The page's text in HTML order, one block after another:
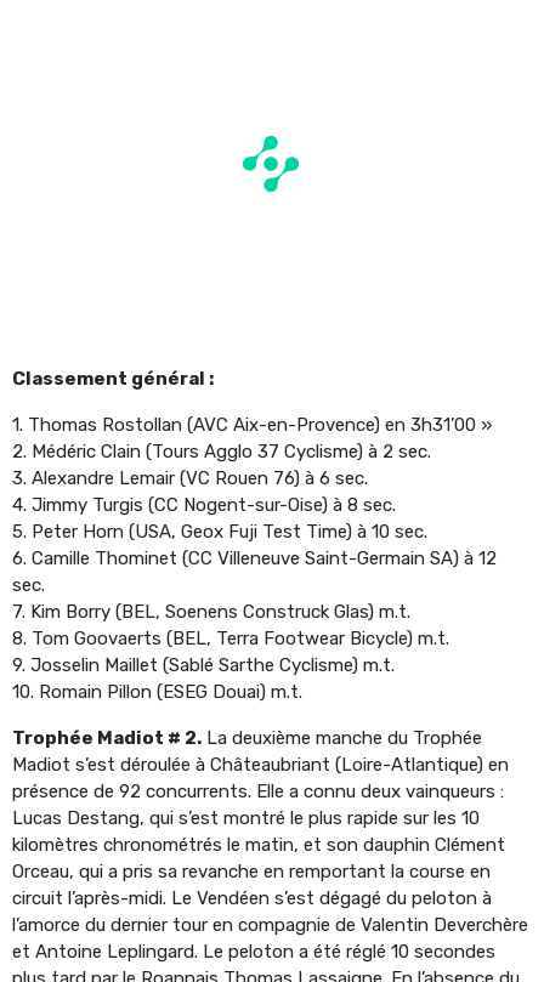
Classement général :
1. Thomas Rostollan (AVC Aix-en-Provence) en 3h31’00 »
2. Médéric Clain (Tours Agglo 37 Cyclisme) à 2 sec.
3. Alexandre Lemair (VC Rouen 76) à 6 sec.
4. Jimmy Turgis (CC Nogent-sur-Oise) à 8 sec.
5. Peter Horn (USA, Geox Fuji Test Time) à 10 sec.
6. Camille Thominet (CC Villeneuve Saint-Germain SA) à 12
sec.
7. Kim Borry (BEL, Soenens Construck Glas) m.t.
8. Tom Goovaerts (BEL, Terra Footwear Bicycle) m.t.
9. Josselin Maillet (Sablé Sarthe Cyclisme) m.t.
10. Romain Pillon (ESEG Douai) m.t.
Trophée Madiot # 2. La deuxième manche du Trophée
Madiot s’est déroulée à Châteaubriant (Loire-Atlantique) en
présence de 92 concurrents. Elle a connu deux vainqueurs :
Lucas Destang, qui s’est montré le plus rapide sur les 10
kilomètres chronométrés le matin, et son dauphin Clément
Orceau, qui a pris sa revanche en remportant la course en
circuit l’après-midi. Le Vendéen s’est dégagé du peloton à
l’amorce du dernier tour en compagnie de Valentin Deverchère
et Antoine Leplingard. Le peloton a été réglé 10 secondes